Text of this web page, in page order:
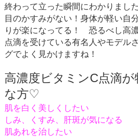
終わって立った瞬間にわかりまし
目のかすみがない！身体が軽い自
りが楽になってる！ 恐るべし高
点滴を受けている有名人やモデル
グでよく見かけますね！
高濃度ビタミンC点滴
な方♡
肌を白く美しくしたい
しみ、くすみ、肝斑が気になる
肌あれを治したい